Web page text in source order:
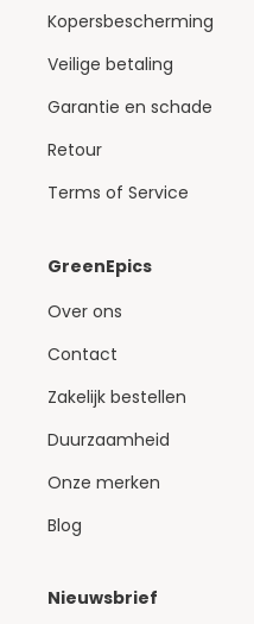
Kopersbescherming
Veilige betaling
Garantie en schade
Retour
Terms of Service
GreenEpics
Over ons
Contact
Zakelijk bestellen
Duurzaamheid
Onze merken
Blog
Nieuwsbrief